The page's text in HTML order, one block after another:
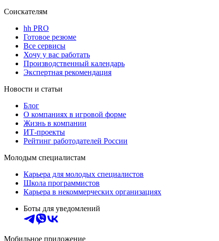
Соискателям
hh PRO
Готовое резюме
Все сервисы
Хочу у вас работать
Производственный календарь
Экспертная рекомендация
Новости и статьи
Блог
О компаниях в игровой форме
Жизнь в компании
ИТ-проекты
Рейтинг работодателей России
Молодым специалистам
Карьера для молодых специалистов
Школа программистов
Карьера в некоммерческих организациях
Боты для уведомлений
Мобильное приложение